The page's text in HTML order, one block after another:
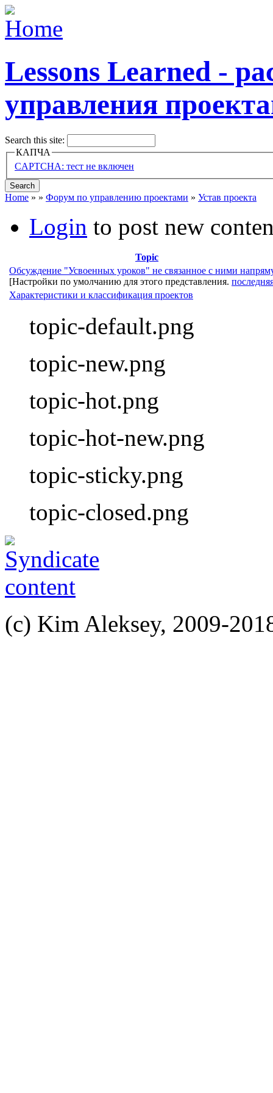
Lessons Learned -
управления
Search this site:
КАПЧА
CAPTCHA: тест не включен
Home » » Форум по управлению проектами » Устав проекта
Login to post new
Topic
Обсуждение "Усвоенных уроков" не связанное с ними
[Настройки по умолчанию для этого представления.
Характеристики и классификация проектов
topic-default.png
topic-new.png
topic-hot.png
topic-hot-new.png
topic-sticky.png
topic-closed.png
(c) Kim Aleksey, 2009-